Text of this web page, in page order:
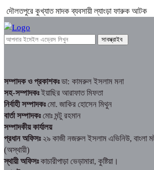
দৌলতপুরে কুখ্যাত মাদক ব্যবসায়ী ল্যাংড়া ফারুক আটক
সম্পাদক ও প্রকাশকঃডা: কামরুল ইসলাম মনা
সহ-সম্পাদকঃইয়াছির আরাফাত মিফতা
নির্বাহী সম্পাদকঃমো. জাকির হোসেন মিথুন
বার্তা সম্পাদকঃমোঃ মন্টু রহমান
সম্পাদকীয় কার্যালয়
প্রধান অফিসঃ২৯ কাজী নজরুল ইসলাম এভিনিউ, বাংলা
(অস্থায়ী)
স্থায়ী অফিসঃকাচারীপাড়া ভেড়ামারা, কুষ্টিয়া।